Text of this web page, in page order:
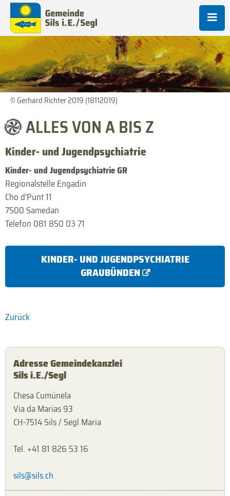
© Gerhard Richter 2019 (18112019)
ALLES VON A BIS Z
Kinder- und Jugendpsychiatrie
Kinder- und Jugendpsychiatrie GR
Regionalstelle Engadin
Cho d'Punt 11
7500 Samedan
Telefon 081 850 03 71
KINDER- UND JUGENDPSYCHIATRIE
GRAUBÜNDEN
Zurück
Adresse Gemeindekanzlei
Sils i.E./Segl
Chesa Cumünela
Via da Marias 93
CH-7514 Sils / Segl Maria
Tel. +41 81 826 53 16
sils@sils.ch